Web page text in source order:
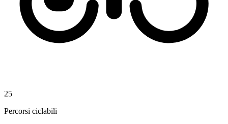
25
Percorsi ciclabili